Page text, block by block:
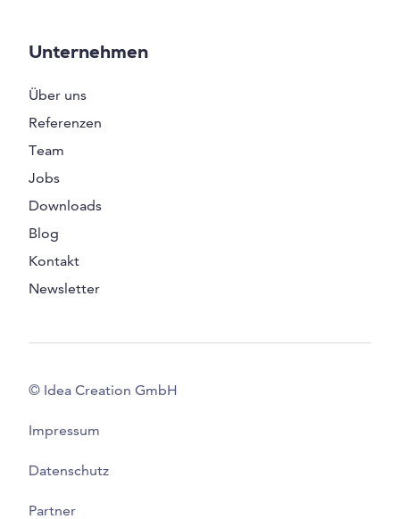
Unternehmen
Über uns
Referenzen
Team
Jobs
Downloads
Blog
Kontakt
Newsletter
© Idea Creation GmbH
Impressum
Datenschutz
Partner